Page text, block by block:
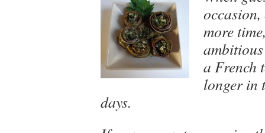
occasion,
more
a French
longer in
days.